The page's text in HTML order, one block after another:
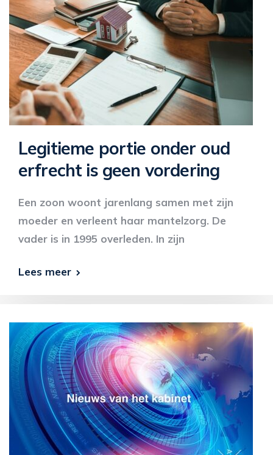
Legitieme portie onder oud
erfrecht is geen vordering
Een zoon woont jarenlang samen met zijn
moeder en verleent haar mantelzorg. De
vader is in 1995 overleden. In zijn
Lees meer